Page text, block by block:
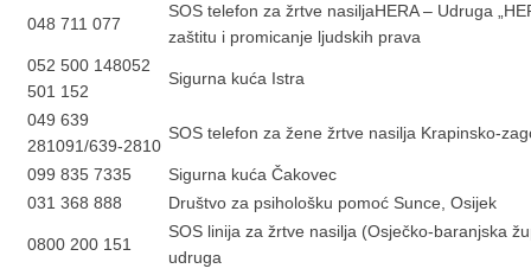
048 711 077
SOS telefon za žrtve nasiljaHERA – Udruga
zaštitu i promicanje ljudskih prava
052 500 148052
501 152
Sigurna kuća Istra
049 639
281091/639-2810
SOS telefon za žene žrtve nasilja Krapinsko-
099 835 7335
Sigurna kuća Čakovec
031 368 888
Društvo za psihološku pomoć Sunce, Osijek
0800 200 151
SOS linija za žrtve nasilja (Osječko-baranjska
udruga